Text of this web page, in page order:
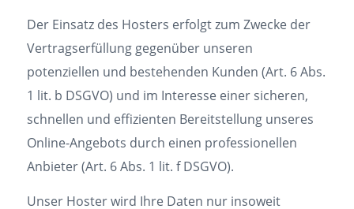
Der Einsatz des Hosters erfolgt zum Zwecke der
Vertragserfüllung gegenüber unseren
potenziellen und bestehenden Kunden (Art. 6 Abs.
1 lit. b DSGVO) und im Interesse einer sicheren,
schnellen und effizienten Bereitstellung unseres
Online-Angebots durch einen professionellen
Anbieter (Art. 6 Abs. 1 lit. f DSGVO).
Unser Hoster wird Ihre Daten nur insoweit